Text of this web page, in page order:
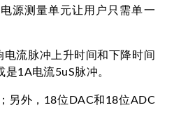
源测量单元让用户只需单一
流脉冲上升时间和下降时间
1A电流5uS脉冲。
另外，18位DAC和18位ADC